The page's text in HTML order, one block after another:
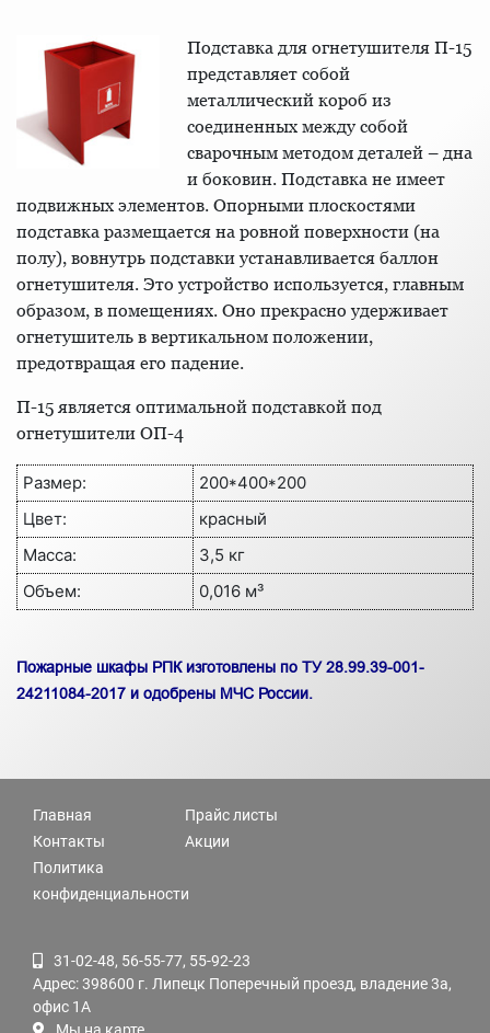
Подставка для огнетушителя П-15
представляет собой
металлический короб из
соединенных между собой
сварочным методом деталей – дна
и боковин. Подставка не имеет
подвижных элементов. Опорными плоскостями
подставка размещается на ровной поверхности (на
полу), вовнутрь подставки устанавливается баллон
огнетушителя. Это устройство используется, главным
образом, в помещениях. Оно прекрасно удерживает
огнетушитель в вертикальном положении,
предотвращая его падение.
П-15 является оптимальной подставкой под
огнетушители ОП-4
Размер:
200*400*200
Цвет:
красный
Масса:
3,5 кг
Объем:
0,016 м³
Пожарные шкафы РПК изготовлены по ТУ 28.99.39-001-
24211084-2017 и одобрены МЧС России.
Главная
Контакты
Политика
конфиденциальности
Прайс листы
Акции
31-02-48, 56-55-77, 55-92-23
Адрес: 398600 г. Липецк Поперечный проезд, владение 3а,
офис 1А